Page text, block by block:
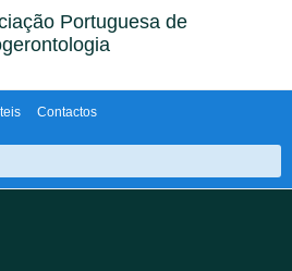
Portuguesa de
Contactos